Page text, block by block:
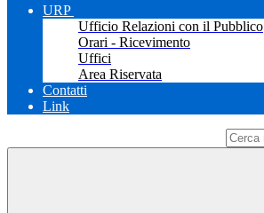
URP
Ufficio Relazioni con il Pubblico
Orari - Ricevimento
Uffici
Area Riservata
Contatti
Link